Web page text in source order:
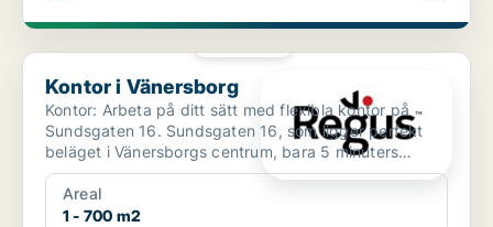
Kontor i Vänersborg
Kontor i Vänersborg
Kontor: Arbeta på ditt sätt med flexibla kontor på
Sundsgaten 16. Sundsgaten 16, som ligger perfekt
beläget i Vänersborgs centrum, bara 5 minuters
promenad f...
Areal
1 - 700 m2